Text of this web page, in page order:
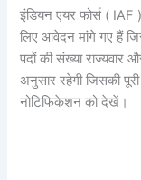
इंडियन एयर फोर्स ( IAF
लिए आवेदन मांगे गए हैं
पदों की संख्या
अनुसार रहेगी जिसकी
नोटिफिकेशन को देखें।